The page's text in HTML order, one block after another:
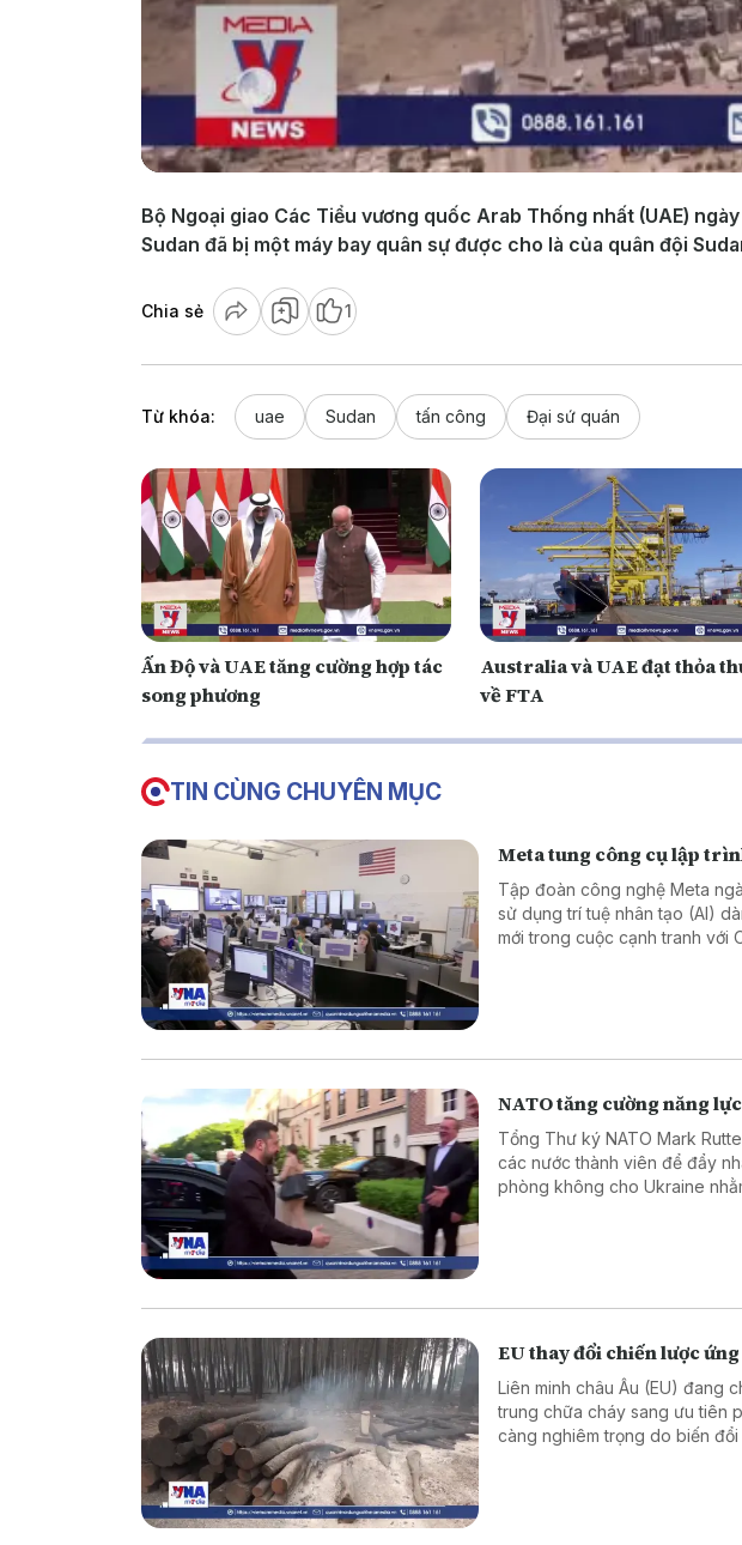
Bộ Ngoại giao Các Tiểu vương quốc Arab Thống nhất (UAE)
Sudan đã bị một máy bay quân sự được cho là của quân đội
Chia sẻ 1
Từ khóa: uae Sudan tấn công Đại sứ quán
Ấn Độ và UAE tăng cường hợp tác
song phương
Australia và UAE đạt thỏa
về FTA
TIN CÙNG CHUYÊN MỤC
Meta tung công cụ lập
Tập đoàn công nghệ Meta
sử dụng trí tuệ nhân tạo (AI)
mới trong cuộc cạnh tranh với
NATO tăng cường năng
Tổng Thư ký NATO Mark
các nước thành viên để đẩy
phòng không cho Ukraine
EU thay đổi chiến lược
Liên minh châu Âu (EU) đang
trung chữa cháy sang ưu tiên
càng nghiêm trọng do biến đổi